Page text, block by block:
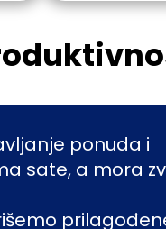
ponuda i
sate, a mora